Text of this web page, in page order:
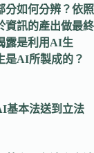
分如何分辨？依照
資訊的產出做最終
露是利用AI生
是AI所製成的？
基本法送到立法